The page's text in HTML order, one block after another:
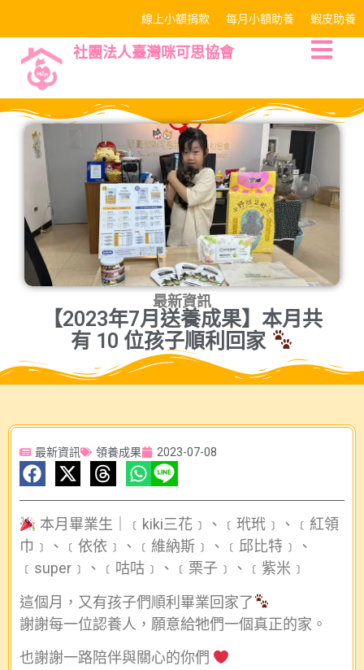
線上小額捐款 每月小額助養 蝦皮助養
社團法人臺灣咪可思協會
最新資訊
【2023年7月送養成果】本月共
有 10 位孩子順利回家
最新資訊 領養成果 2023-07-08
本月畢業生｜﹝kiki三花﹞、﹝玳玳﹞、﹝紅領
巾﹞、﹝依依﹞、﹝維納斯﹞、﹝邱比特﹞、
﹝super﹞、﹝咕咕﹞、﹝栗子﹞、﹝紫米﹞
這個月，又有孩子們順利畢業回家了
謝謝每一位認養人，願意給牠們一個真正的家。
也謝謝一路陪伴與關心的你們